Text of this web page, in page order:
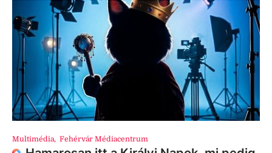
Multimédia, Fehérvár Médiacentrum